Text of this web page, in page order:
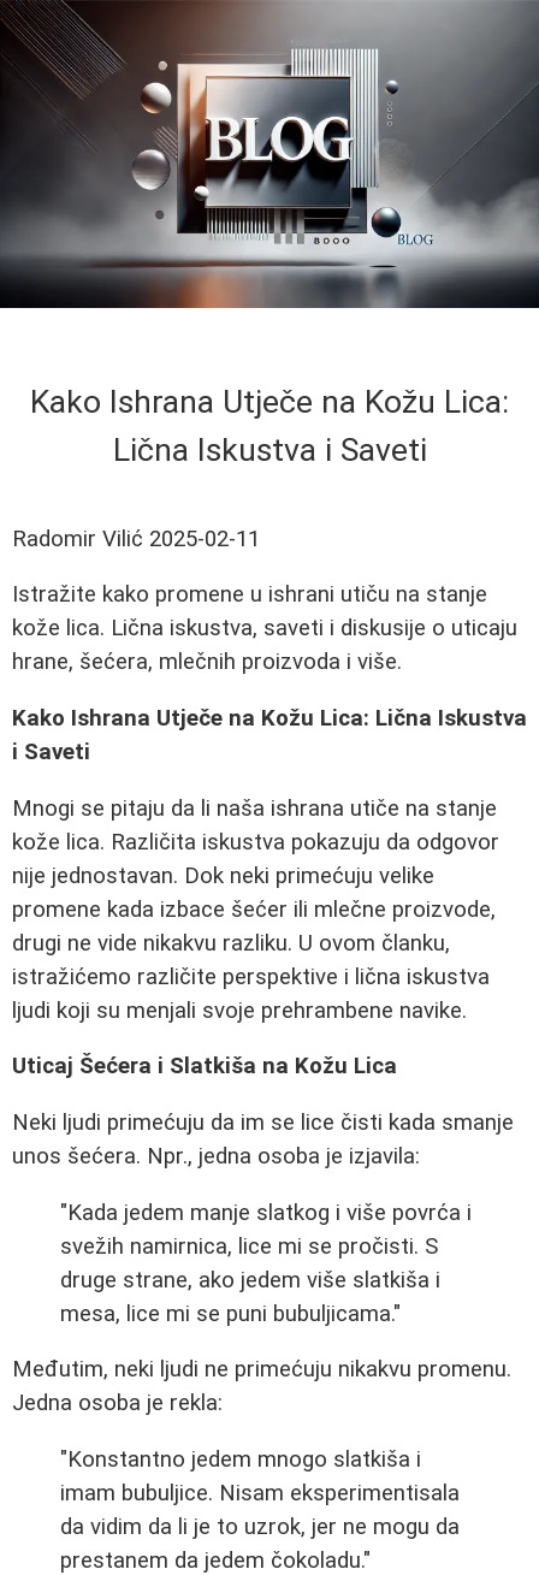
Kako Ishrana Utječe na Kožu Lica:
Lična Iskustva i Saveti
Radomir Vilić 2025-02-11
Istražite kako promene u ishrani utiču na stanje
kože lica. Lična iskustva, saveti i diskusije o uticaju
hrane, šećera, mlečnih proizvoda i više.
Kako Ishrana Utječe na Kožu Lica: Lična Iskustva
i Saveti
Mnogi se pitaju da li naša ishrana utiče na stanje
kože lica. Različita iskustva pokazuju da odgovor
nije jednostavan. Dok neki primećuju velike
promene kada izbace šećer ili mlečne proizvode,
drugi ne vide nikakvu razliku. U ovom članku,
istražićemo različite perspektive i lična iskustva
ljudi koji su menjali svoje prehrambene navike.
Uticaj Šećera i Slatkiša na Kožu Lica
Neki ljudi primećuju da im se lice čisti kada smanje
unos šećera. Npr., jedna osoba je izjavila:
"Kada jedem manje slatkog i više povrća i
svežih namirnica, lice mi se pročisti. S
druge strane, ako jedem više slatkiša i
mesa, lice mi se puni bubuljicama."
Međutim, neki ljudi ne primećuju nikakvu promenu.
Jedna osoba je rekla:
"Konstantno jedem mnogo slatkiša i
imam bubuljice. Nisam eksperimentisala
da vidim da li je to uzrok, jer ne mogu da
prestanem da jedem čokoladu."